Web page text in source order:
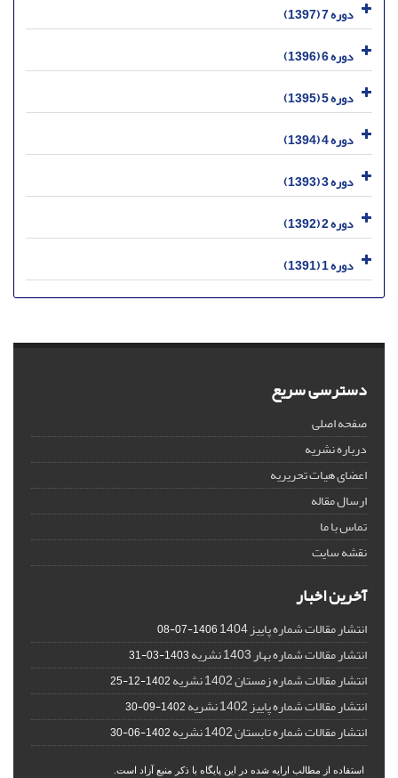
دوره 7 (1397)
دوره 6 (1396)
دوره 5 (1395)
دوره 4 (1394)
دوره 3 (1393)
دوره 2 (1392)
دوره 1 (1391)
دسترسی سریع
صفحه اصلی
درباره نشریه
اعضای هیات تحریریه
ارسال مقاله
تماس با ما
نقشه سایت
آخرین اخبار
انتشار مقالات شماره پاییز 1404 1406-07-08
انتشار مقالات شماره بهار 1403 نشریه 1403-03-31
انتشار مقالات شماره زمستان 1402 نشریه 1402-12-25
انتشار مقالات شماره پاییز 1402 نشریه 1402-09-30
انتشار مقالات شماره تابستان 1402 نشریه 1402-06-30
استفاده از مطالب ارایه شده در این پایگاه با ذکر منبع آزاد است.